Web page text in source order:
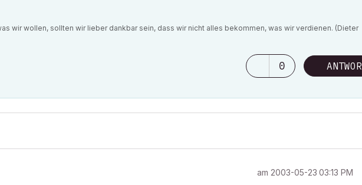
wir wollen, sollten wir lieber dankbar sein, dass wir nicht alles bekommen, was wir verdienen. (Dieter
0
am ‎2003-05-23 03:13 PM